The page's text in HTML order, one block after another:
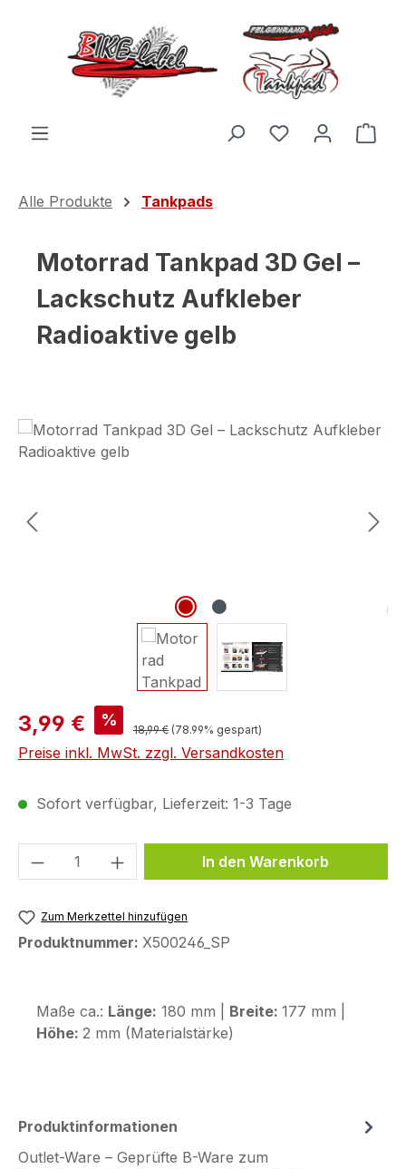
Zum Hauptinhalt springen
Du hast 0
Alle Produkte Tankpads
Motorrad Tankpad 3D Gel –
Lackschutz Aufkleber
Radioaktive gelb
Bildergalerie überspringen
3,99 € %
18,99 € (78.99% gespart)
Preise inkl. MwSt. zzgl. Versandkosten
Sofort verfügbar, Lieferzeit: 1-3 Tage
Produkt Anzahl: Gib denIn den Warenkorb
Zum Merkzettel hinzufügen
Produktnummer: X500246_SP
Maße ca.: Länge: 180 mm | Breite: 177 mm |
Höhe: 2 mm (Materialstärke)
Produktinformationen
Outlet-Ware – Geprüfte B-Ware zum